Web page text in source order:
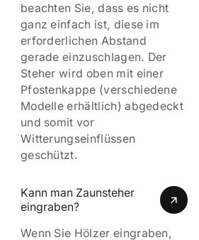
beachten Sie, dass es nicht
ganz einfach ist, diese im
erforderlichen Abstand
gerade einzuschlagen. Der
Steher wird oben mit einer
Pfostenkappe (verschiedene
Modelle erhältlich) abgedeckt
und somit vor
Witterungseinflüssen
geschützt.
Kann man Zaunsteher
eingraben?
Wenn Sie Hölzer eingraben,